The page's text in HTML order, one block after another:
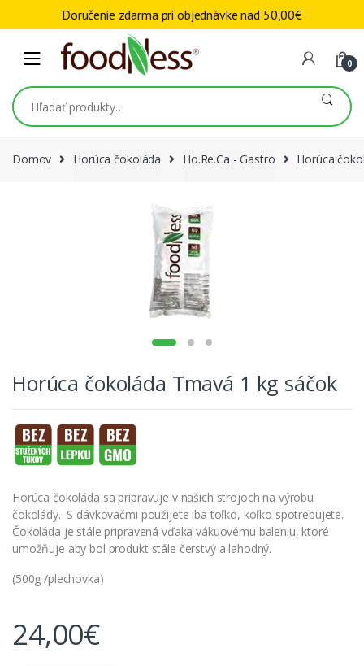
Skip to navigation
Skip to content
0
Hľadať:
Domov Horúca čokoláda Ho.Re.Ca - Gastro Horúca
Horúca čokoláda Tmavá 1 kg sáčok
Horúca čokoláda sa pripravuje v našich strojoch na výrobu
čokolády. S dávkovačmi použijete iba toľko, koľko spotrebujete.
Čokoláda je stále pripravená vďaka vákuovému baleniu, ktoré
umožňuje aby bol produkt stále čerstvý a lahodný.
(500g /plechovka)
24,00€
Doručenie zdarma pri objednávke nad 50,00€